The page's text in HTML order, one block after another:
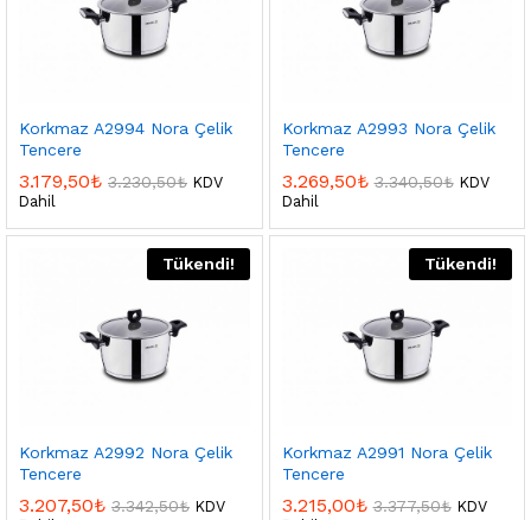
Korkmaz A2994 Nora Çelik
Tencere
3.179,50₺ 3.230,50₺ KDV
Dahil
Korkmaz A2993 Nora Çelik
Tencere
3.269,50₺ 3.340,50₺ KDV
Dahil
Tükendi!
Korkmaz A2992 Nora Çelik
Tencere
3.207,50₺ 3.342,50₺ KDV
Tükendi!
Korkmaz A2991 Nora Çelik
Tencere
3.215,00₺ 3.377,50₺ KDV